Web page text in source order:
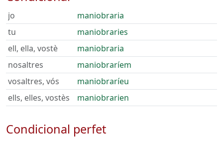
jo
maniobraria
tu
maniobraries
ell, ella, vostè
maniobraria
nosaltres
maniobraríem
vosaltres, vós
maniobraríeu
ells, elles, vostès
maniobrarien
Condicional perfet